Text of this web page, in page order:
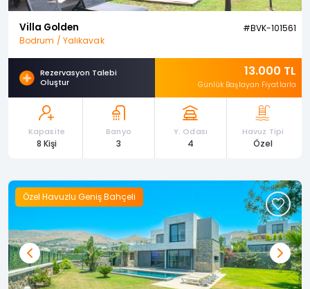
Villa Golden
#BVK-101561
Bodrum / Yalıkavak
Rezervasyon Talebi
Oluştur
13.000 TL
Günlük Başlayan Fiyatlarla
Kapasite
8 Kişi
Banyo
3
Y. Odası
4
Havuz Tipi
Özel
Previous Next
Özel Havuzlu Geniş Bahçeli